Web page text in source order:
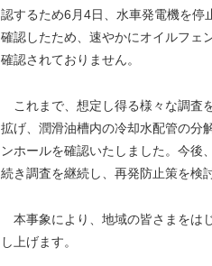
認するため6月4日、水車発電機を停
確認したため、速やかにオイルフェ
確認されておりません。
これまで、想定し得る様々な調査
拡げ、潤滑油槽内の冷却水配管の分
ンホールを確認いたしました。今後
続き調査を継続し、再発防止策を検
本事象により、地域の皆さまをは
し上げます。